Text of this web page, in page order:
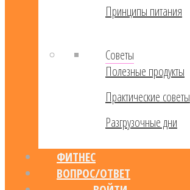
Принципы питания
Советы
Полезные продукты
Практические советы
Разгрузочные дни
ФИТНЕС
ВОПРОС/ОТВЕТ